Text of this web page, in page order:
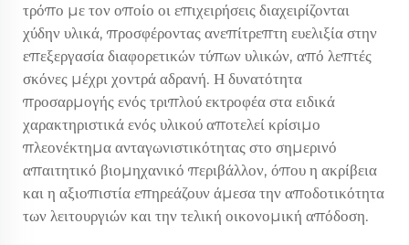
τρόπο με τον οποίο οι επιχειρήσεις διαχειρίζονται
χύδην υλικά, προσφέροντας ανεπίτρεπτη ευελιξία στην
επεξεργασία διαφορετικών τύπων υλικών, από λεπτές
σκόνες μέχρι χοντρά αδρανή. Η δυνατότητα
προσαρμογής ενός τριπλού εκτροφέα στα ειδικά
χαρακτηριστικά ενός υλικού αποτελεί κρίσιμο
πλεονέκτημα ανταγωνιστικότητας στο σημερινό
απαιτητικό βιομηχανικό περιβάλλον, όπου η ακρίβεια
και η αξιοπιστία επηρεάζουν άμεσα την αποδοτικότητα
των λειτουργιών και την τελική οικονομική απόδοση.